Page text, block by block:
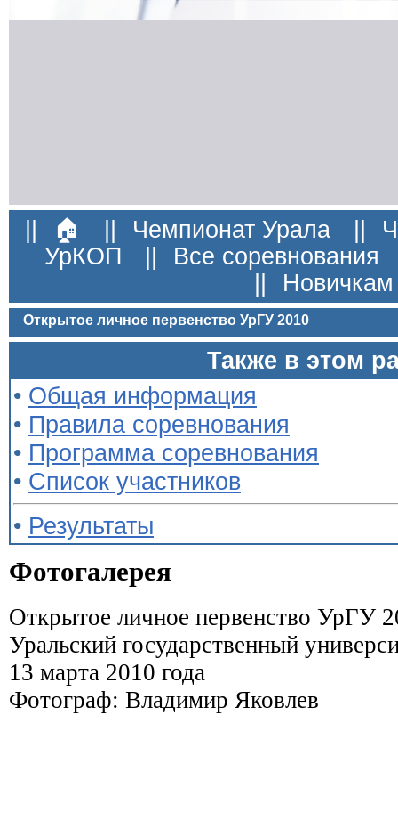
|| 🏠 || Чемпионат Урала ||
УрКОП
|| Все соревнования
||
Новичкам
Открытое личное первенство УрГУ 2010
Также в этом
• Общая информация
• Правила соревнования
• Программа соревнования
• Список участников
• Результаты
Фотогалерея
Открытое личное первенство УрГУ
Уральский государственный
13 марта 2010 года
Фотограф: Владимир Яковлев